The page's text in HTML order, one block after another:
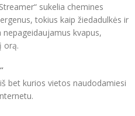
sukelia chemines
tokius kaip žiedadulkės ir
kvapus,
orą.
bet kurios vietos naudodamiesi